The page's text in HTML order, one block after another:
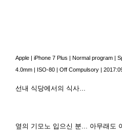
Apple | iPhone 7 Plus | Normal program |
4.0mm | ISO-80 | Off Compulsory |
선내 식당에서의 식사...
옆의 기모노 입으신 분... 아무래도